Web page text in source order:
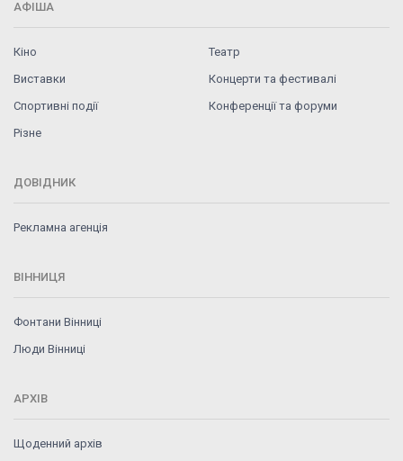
АФІША
Кіно
Театр
Виставки
Концерти та фестивалі
Спортивні події
Конференції та форуми
Різне
ДОВІДНИК
Рекламна агенція
ВІННИЦЯ
Фонтани Вінниці
Люди Вінниці
АРХІВ
Щоденний архів